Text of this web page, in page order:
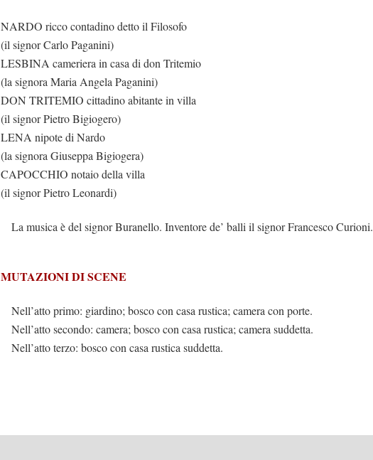
NARDO ricco contadino detto il Filosofo
(il signor Carlo Paganini)
LESBINA cameriera in casa di don Tritemio
(la signora Maria Angela Paganini)
DON TRITEMIO cittadino abitante in villa
(il signor Pietro Bigiogero)
LENA nipote di Nardo
(la signora Giuseppa Bigiogera)
CAPOCCHIO notaio della villa
(il signor Pietro Leonardi)
La musica è del signor Buranello. Inventore de’ balli il signor Francesco Curioni.
MUTAZIONI DI SCENE
Nell’atto primo: giardino; bosco con casa rustica; camera con porte.
Nell’atto secondo: camera; bosco con casa rustica; camera suddetta.
Nell’atto terzo: bosco con casa rustica suddetta.